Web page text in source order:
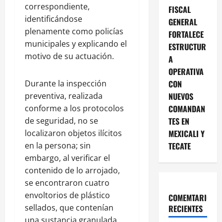
correspondiente,
identificándose
plenamente como policías
municipales y explicando el
motivo de su actuación.
Durante la inspección
preventiva, realizada
conforme a los protocolos
de seguridad, no se
localizaron objetos ilícitos
en la persona; sin
embargo, al verificar el
contenido de lo arrojado,
se encontraron cuatro
envoltorios de plástico
sellados, que contenían
FISCAL
GENERAL
FORTALECE
ESTRUCTUR
A
OPERATIVA
CON
NUEVOS
COMANDAN
TES EN
MEXICALI Y
TECATE
COMEMTARIOS
RECIENTES